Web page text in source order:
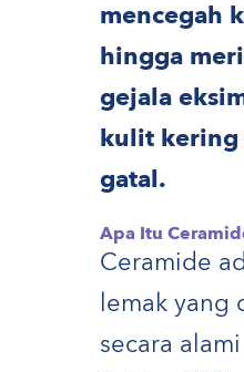
mencegah
hingga
gejala
kulit kering
gatal.
Apa Itu
Ceramide
lemak yang
secara